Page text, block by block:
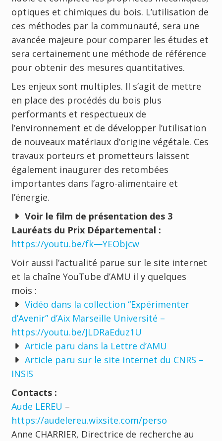
optiques et chimiques du bois. L’utilisation de
ces méthodes par la communauté, sera une
avancée majeure pour comparer les études et
sera certainement une méthode de référence
pour obtenir des mesures quantitatives.
Les enjeux sont multiples. Il s’agit de mettre
en place des procédés du bois plus
performants et respectueux de
l’environnement et de développer l’utilisation
de nouveaux matériaux d’origine végétale. Ces
travaux porteurs et prometteurs laissent
également inaugurer des retombées
importantes dans l’agro-alimentaire et
l’énergie.
Voir le film de présentation des 3
Lauréats du Prix Départemental :
https://youtu.be/fk—YEObjcw
Voir aussi l’actualité parue sur le site internet
et la chaîne YouTube d’AMU il y quelques
mois :
Vidéo dans la collection “Expérimenter
d’Avenir” d’Aix Marseille Université –
https://youtu.be/JLDRaEduz1U
Article paru dans la Lettre d’AMU
Article paru sur le site internet du CNRS –
INSIS
Contacts :
Aude LEREU –
https://audelereu.wixsite.com/perso
Anne CHARRIER, Directrice de recherche au